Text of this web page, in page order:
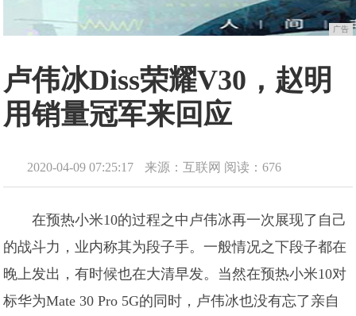
广告
卢伟冰Diss荣耀V30，赵明
用销量冠军来回应
2020-04-09 07:25:17 来源：互联网 阅读：676
在预热小米10的过程之中卢伟冰再一次展现了自己
的战斗力，业内称其为段子手。一般情况之下段子都在
晚上发出，有时候也在大清早发。当然在预热小米10对
标华为Mate 30 Pro 5G的同时，卢伟冰也没有忘了亲自